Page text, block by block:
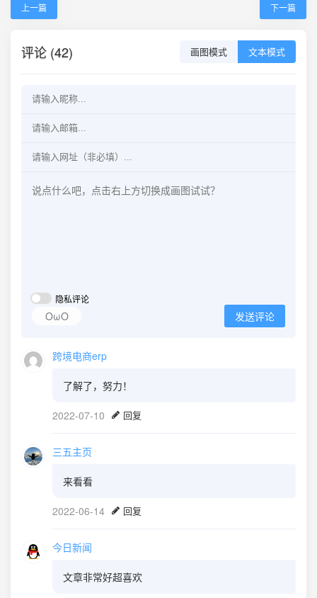
上一篇 下一篇
评论 (42) 画图模式 文本模式
隐私评论
OωO 发送评论
跨境电商erp
了解了，努力！
2022-07-10 回复
三五主页
来看看
2022-06-14 回复
今日新闻
文章非常好超喜欢